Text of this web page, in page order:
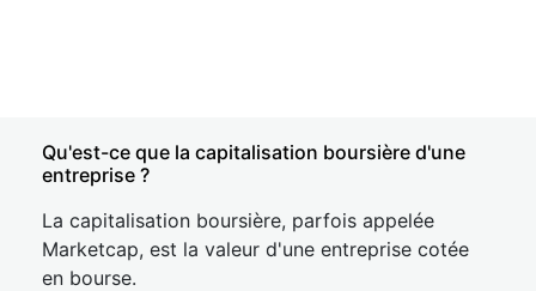
Qu'est-ce que la capitalisation boursière d'une
entreprise ?
La capitalisation boursière, parfois appelée
Marketcap, est la valeur d'une entreprise cotée
en bourse.